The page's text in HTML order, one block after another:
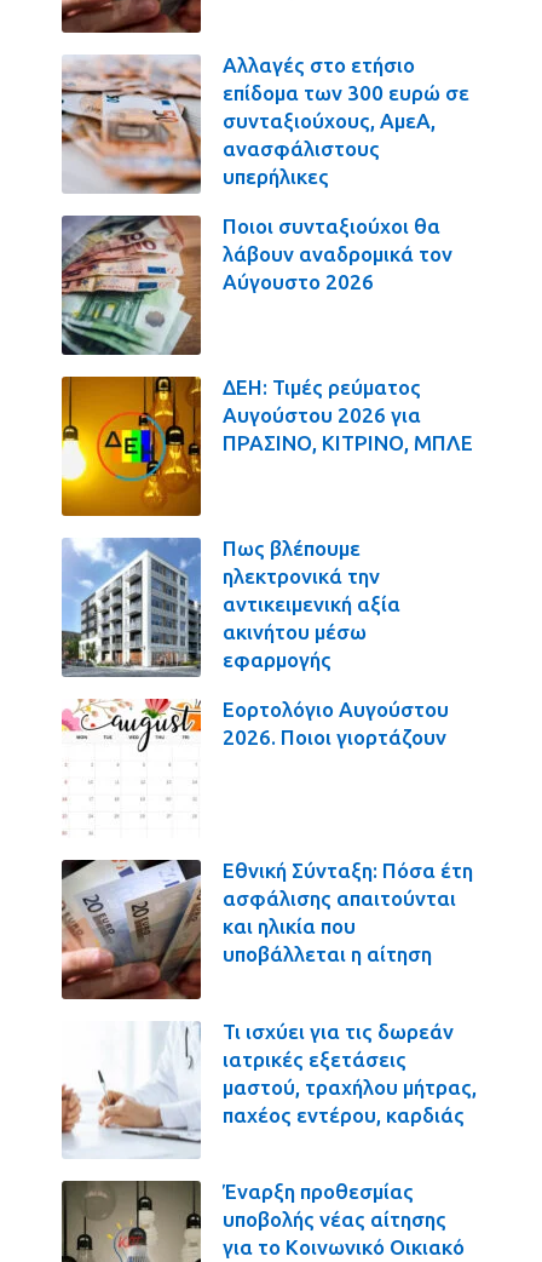
Αλλαγές στο ετήσιο
επίδομα των 300 ευρώ σε
συνταξιούχους, ΑμεΑ,
ανασφάλιστους
υπερήλικες
Ποιοι συνταξιούχοι θα
λάβουν αναδρομικά τον
Αύγουστο 2026
ΔΕΗ: Τιμές ρεύματος
Αυγούστου 2026 για
ΠΡΑΣΙΝΟ, ΚΙΤΡΙΝΟ, ΜΠΛΕ
Πως βλέπουμε
ηλεκτρονικά την
αντικειμενική αξία
ακινήτου μέσω
εφαρμογής
Εορτολόγιο Αυγούστου
2026. Ποιοι γιορτάζουν
Εθνική Σύνταξη: Πόσα έτη
ασφάλισης απαιτούνται
και ηλικία που
υποβάλλεται η αίτηση
Τι ισχύει για τις δωρεάν
ιατρικές εξετάσεις
μαστού, τραχήλου μήτρας,
παχέος εντέρου, καρδιάς
Έναρξη προθεσμίας
υποβολής νέας αίτησης
για το Κοινωνικό Οικιακό